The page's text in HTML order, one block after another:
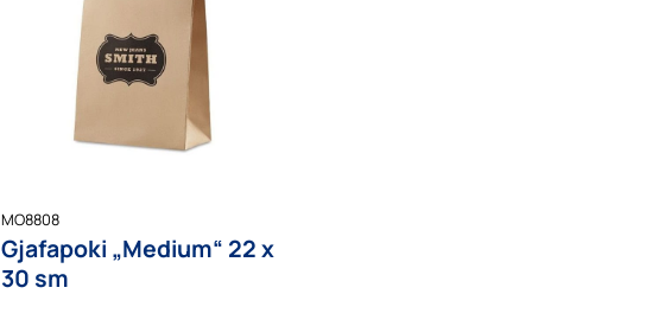
MO8808
Gjafapoki „Medium“ 22 x
30 sm